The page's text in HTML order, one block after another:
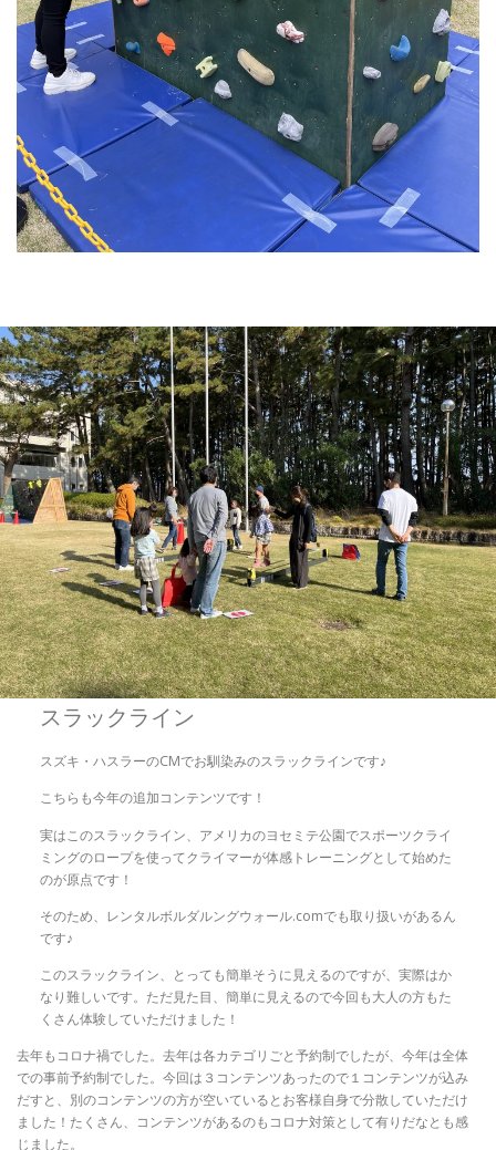
スラックライン
スズキ・ハスラーのCMでお馴染みのスラックラインです♪
こちらも今年の追加コンテンツです！
実はこのスラックライン、アメリカのヨセミテ公園でスポーツクライ
ミングのロープを使ってクライマーが体感トレーニングとして始めた
のが原点です！
そのため、レンタルボルダルングウォール.comでも取り扱いがあるん
です♪
このスラックライン、とっても簡単そうに見えるのですが、実際はか
なり難しいです。ただ見た目、簡単に見えるので今回も大人の方もた
くさん体験していただけました！
去年もコロナ禍でした。去年は各カテゴリごと予約制でしたが、今年は全体
での事前予約制でした。今回は３コンテンツあったので１コンテンツが込み
だすと、別のコンテンツの方が空いているとお客様自身で分散していただけ
ました！たくさん、コンテンツがあるのもコロナ対策として有りだなとも感
じました。